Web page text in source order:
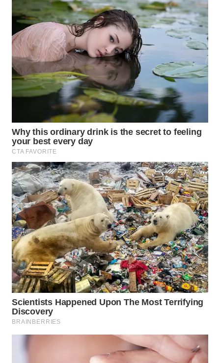
WN
TAPANULI
TENGAH
WN DELI
SERDANG
WN
WN
PAKPAK
WN
KARAWANG
WN
BEKASI
WN
BOGOR
WN
DEPOK
WN